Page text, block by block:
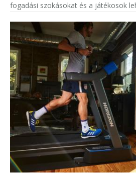
fogadási szokásokat és a játékosok